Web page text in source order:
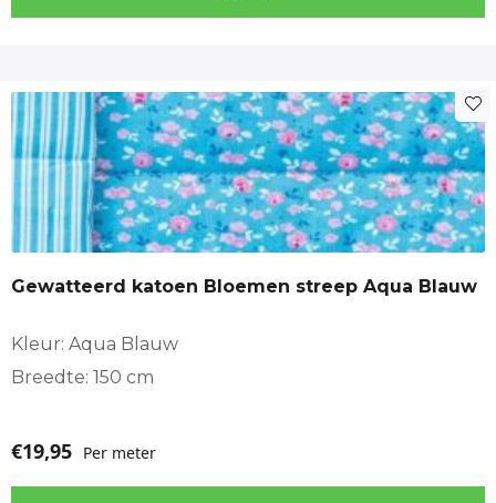
Gewatteerd katoen Bloemen streep Aqua Blauw
Kleur: Aqua Blauw
Breedte: 150 cm
€19,95 Per meter